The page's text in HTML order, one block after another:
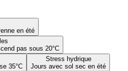
en été
pas sous 20°C
35°C
Stress hydrique
Jours avec sol sec en été